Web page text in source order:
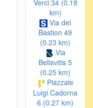
Verci 34 (0.18
km)
Via del
Bastion 49
(0.23 km)
Via
Bellavitis 5
(0.25 km)
Piazzale
Luigi Cadorna
6 (0.27 km)